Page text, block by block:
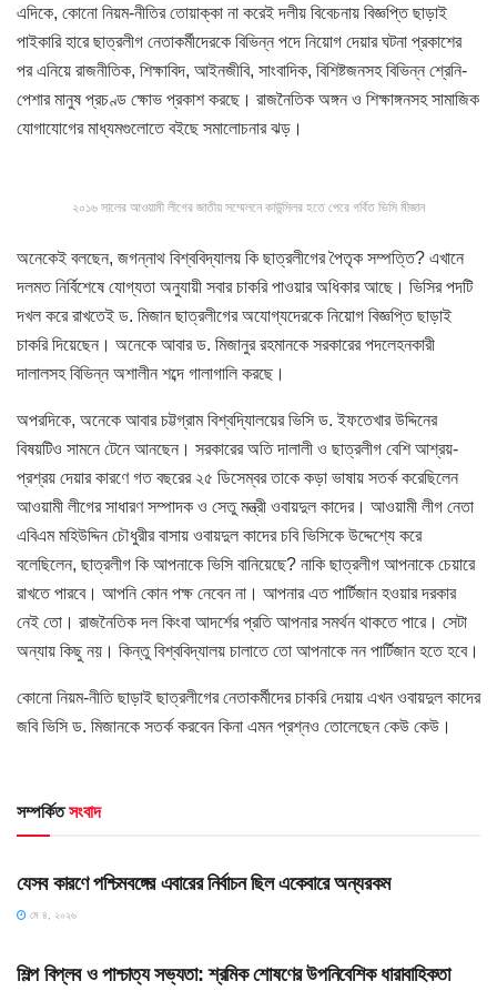
এদিকে, কোনো নিয়ম-নীতির তোয়াক্কা না করেই দলীয় বিবেচনায় বিজ্ঞপ্তি ছাড়াই
পাইকারি হারে ছাত্রলীগ নেতাকর্মীদেরকে বিভিন্ন পদে নিয়োগ দেয়ার ঘটনা প্রকাশের
পর এনিয়ে রাজনীতিক, শিক্ষাবিদ, আইনজীবি, সাংবাদিক, বিশিষ্টজনসহ বিভিন্ন শ্রেনি-
পেশার মানুষ প্রচণ্ড ক্ষোভ প্রকাশ করছে। রাজনৈতিক অঙ্গন ও শিক্ষাঙ্গনসহ সামাজিক
যোগাযোগের মাধ্যমগুলোতে বইছে সমালোচনার ঝড়।
২০১৬ সালের আওয়ামী লীগের জাতীয় সম্মেলনে কাউন্সিলর হতে পেরে গর্বিত ভিসি মীজান
অনেকেই বলছেন, জগন্নাথ বিশ্ববিদ্যালয় কি ছাত্রলীগের পৈতৃক সম্পত্তি? এখানে
দলমত নির্বিশেষে যোগ্যতা অনুযায়ী সবার চাকরি পাওয়ার অধিকার আছে। ভিসির পদটি
দখল করে রাখতেই ড. মিজান ছাত্রলীগের অযোগ্যদেরকে নিয়োগ বিজ্ঞপ্তি ছাড়াই
চাকরি দিয়েছেন। অনেকে আবার ড. মিজানুর রহমানকে সরকারের পদলেহনকারী
দালালসহ বিভিন্ন অশালীন শব্দে গালাগালি করছে।
অপরদিকে, অনেকে আবার চট্টগ্রাম বিশ্বদ্যিালয়ের ভিসি ড. ইফতেখার উদ্দিনের
বিষয়টিও সামনে টেনে আনছেন। সরকারের অতি দালালী ও ছাত্রলীগ বেশি আশ্রয়-
প্রশ্রয় দেয়ার কারণে গত বছরের ২৫ ডিসেম্বর তাকে কড়া ভাষায় সতর্ক করেছিলেন
আওয়ামী লীগের সাধারণ সম্পাদক ও সেতু মন্ত্রী ওবায়দুল কাদের। আওয়ামী লীগ নেতা
এবিএম মহিউদ্দিন চৌধুরীর বাসায় ওবায়দুল কাদের চবি ভিসিকে উদ্দেশ্যে করে
বলেছিলেন, ছাত্রলীগ কি আপনাকে ভিসি বানিয়েছে? নাকি ছাত্রলীগ আপনাকে চেয়ারে
রাখতে পারবে। আপনি কোন পক্ষ নেবেন না। আপনার এত পার্টিজান হওয়ার দরকার
নেই তো। রাজনৈতিক দল কিংবা আদর্শের প্রতি আপনার সমর্থন থাকতে পারে। সেটা
অন্যায় কিছু নয়। কিন্তু বিশ্ববিদ্যালয় চালাতে তো আপনাকে নন পার্টিজান হতে হবে।
কোনো নিয়ম-নীতি ছাড়াই ছাত্রলীগের নেতাকর্মীদের চাকরি দেয়ায় এখন ওবায়দুল কাদের
জবি ভিসি ড. মিজানকে সতর্ক করবেন কিনা এমন প্রশ্নও তোলেছেন কেউ কেউ।
সম্পর্কিতসংবাদ
HOME POST
যেসব কারণে পশ্চিমবঙ্গের এবারের নির্বাচন ছিল একেবারে অন্যরকম
মে ৪, ২০২৬
শিল্প বিপ্লব ও পাশ্চাত্য সভ্যতা: শ্রমিক শোষণের উপনিবেশিক ধারাবাহিকতা